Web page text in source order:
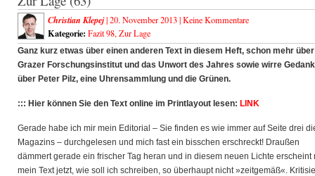
Christian Klepej| 20. November 2013 |Keine Kommentare
Kategorie: Fazit 98, Zur Lage
Ganz kurz etwas über einen anderen Text in diesem Heft, schon mehr
Grazer Forschungsinstitut und das Unwort des Jahres sowie wirre
über Peter Pilz, eine Uhrensammlung und die Grünen.
::: Hier können Sie den Text online im Printlayout lesen: LINK
Gerade habe ich mir mein Editorial – Sie finden es wie immer auf Seite drei
Magazins – durchgelesen und mich fast ein bisschen erschreckt! Draußen
dämmert gerade ein frischer Tag heran und in diesem neuen Lichte erscheint
mein Text jetzt, wie soll ich schreiben, so überhaupt nicht »zeitgemäß«.